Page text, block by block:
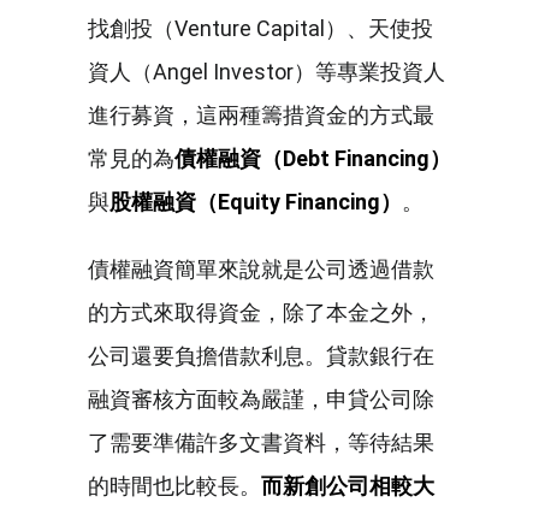
找創投（Venture Capital）、天使投
資人（Angel Investor）等專業投資人
進行募資，這兩種籌措資金的方式最
常見的為債權融資（Debt Financing）
與股權融資（Equity Financing） 。
債權融資簡單來說就是公司透過借款
的方式來取得資金，除了本金之外，
公司還要負擔借款利息。貸款銀行在
融資審核方面較為嚴謹，申貸公司除
了需要準備許多文書資料，等待結果
的時間也比較長。 而新創公司相較大